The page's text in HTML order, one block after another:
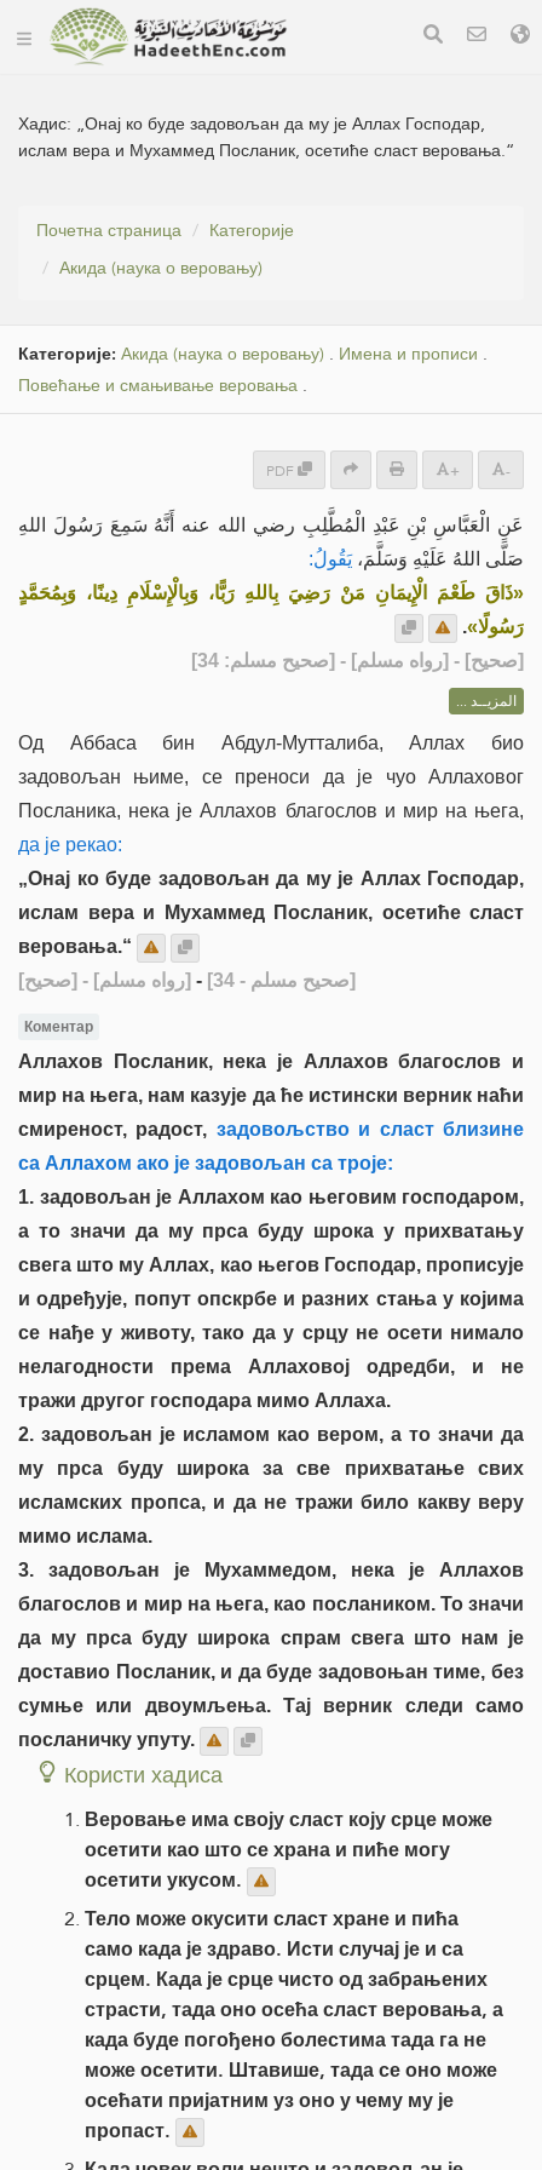
Хадис: „Онај ко буде задовољан да му је Аллах Господар,
ислам вера и Мухаммед Посланик, осетиће сласт веровања.“
Почетна страница
Категорије
Акида (наука о веровању)
Категорије: Акида (наука о веровању) . Имена и прописи .
Повећање и смањивање веровања .
PDF + -
عَنِ الْعَبَّاسِ بْنِ عَبْدِ الْمُطَّلِبِ رضي الله عنه أَنَّهُ سَمِعَ رَسُولَ اللهِ
صَلَّى اللهُ عَلَيْهِ وَسَلَّمَ، يَقُولُ:
«ذَاقَ طَعْمَ الْإِيمَانِ مَنْ رَضِيَ بِاللهِ رَبًّا، وَبِالْإِسْلَامِ دِينًا، وَبِمُحَمَّدٍ
رَسُولًا».
[صحيح] - [رواه مسلم] - [صحيح مسلم: 34]
المزيــد ...
Од Аббаса бин Абдул-Мутталиба, Аллах био
задовољан њиме, се преноси да је чуо Аллаховог
Посланика, нека је Аллахов благослов и мир на њега,
да је рекао:
„Онај ко буде задовољан да му је Аллах Господар,
ислам вера и Мухаммед Посланик, осетиће сласт
веровања.“
[صحيح]
- [رواه مسلم] - [صحيح مسلم - 34]
Коментар
Аллахов Посланик, нека је Аллахов благослов и
мир на њега, нам казује да ће истински верник наћи
смиреност, радост, задовољство и сласт близине
са Аллахом ако је задовољан са троје:
1. задовољан је Аллахом као његовим господаром,
а то значи да му прса буду шрока у прихватању
свега што му Аллах, као његов Господар, прописује
и одређује, попут опскрбе и разних стања у којима
се нађе у животу, тако да у срцу не осети нимало
нелагодности према Аллаховој одредби, и не
тражи другог господара мимо Аллаха.
2. задовољан је исламом као вером, a то значи да
му прса буду широка за све прихватање свих
исламских пропса, и да не тражи било какву веру
мимо ислама.
3. задовољан је Мухаммедом, нека је Аллахов
благослов и мир на њега, као послаником. То значи
да му прса буду широка спрам свега што нам је
доставио Посланик, и да буде задовоњан тиме, без
сумње или двоумљења. Тај верник следи само
посланичку упуту.
Користи хадиса
Веровање има своју сласт коју срце може
осетити као што се храна и пиће могу
осетити укусом.
Тело може окусити сласт хране и пића
само када је здраво. Исти случај је и са
срцем. Када је срце чисто од забрањених
страсти, тада оно осећа сласт веровања, а
када буде погођено болестима тада га не
може осетити. Штавише, тада се оно може
осећати пријатним уз оно у чему му је
пропаст.